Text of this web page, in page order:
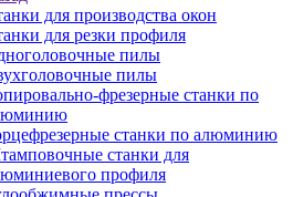
для производства окон
для резки профиля
пилы
пилы
фрезерные станки по
станки по алюминию
станки для
профиля